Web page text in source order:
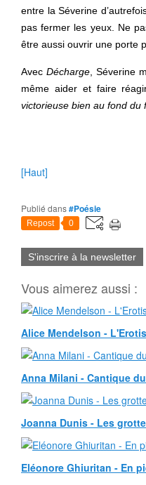
entre la Séverine
pas fermer les yeux. Ne
être aussi ouvrir une porte
Avec Décharge , Séverine
même aider et faire
victorieuse bien au fond du
[Haut]
Publié dans#Poésie
Repost 0
S'inscrire à la newsletter
Vous aimerez aussi :
Alice Mendelson -
Anna Milani - Cantique
Joanna Dunis - Les
Eléonore Ghiuritan - En